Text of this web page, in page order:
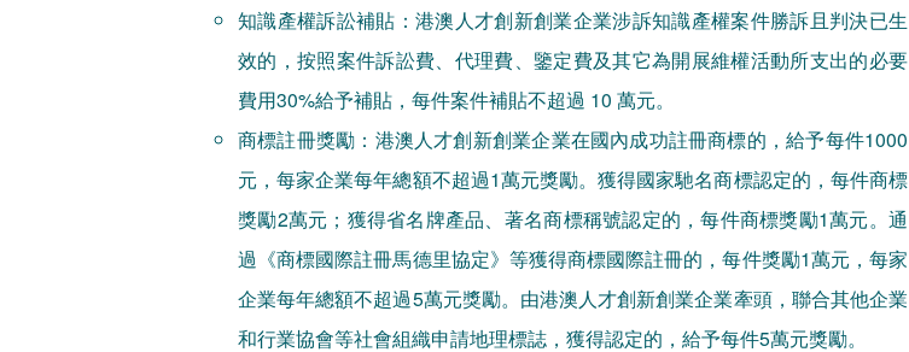
知識產權訴訟補貼：港澳人才創新創業企業涉訴知識產權案件勝訴且判決已生
效的，按照案件訴訟費、代理費、鑒定費及其它為開展維權活動所支出的必要
費用30%給予補貼，每件案件補貼不超過 10 萬元。
商標註冊獎勵：港澳人才創新創業企業在國內成功註冊商標的，給予每件1000
元，每家企業每年總額不超過1萬元獎勵。獲得國家馳名商標認定的，每件商標
獎勵2萬元；獲得省名牌產品、著名商標稱號認定的，每件商標獎勵1萬元。通
過《商標國際註冊馬德里協定》等獲得商標國際註冊的，每件獎勵1萬元，每家
企業每年總額不超過5萬元獎勵。由港澳人才創新創業企業牽頭，聯合其他企業
和行業協會等社會組織申請地理標誌，獲得認定的，給予每件5萬元獎勵。